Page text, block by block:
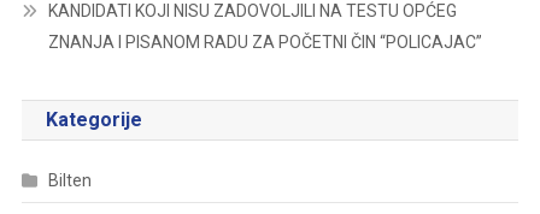
KANDIDATI KOJI NISU ZADOVOLJILI NA TESTU OPĆEG
ZNANJA I PISANOM RADU ZA POČETNI ČIN “POLICAJAC”
Kategorije
Bilten